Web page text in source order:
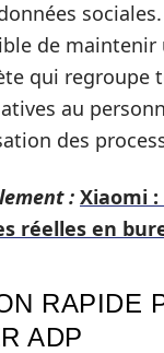
de maintenir
qui regroupe
au
des
: Xiaomi
réelles en
RAPIDE
ADP